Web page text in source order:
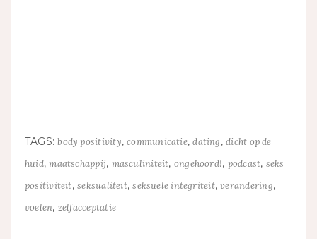
TAGS:body positivity,communicatie,dating,dicht op de
huid,maatschappij, masculiniteit, ongehoord!, podcast, seks
positiviteit,seksualiteit,seksuele integriteit,verandering,
voelen, zelfacceptatie